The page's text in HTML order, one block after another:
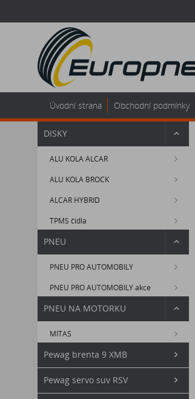
Úvodní strana Obchodní podmínky
DISKY
ALU KOLA ALCAR
ALU KOLA BROCK
ALCAR HYBRID
TPMS čidla
PNEU
PNEU PRO AUTOMOBILY
PNEU PRO AUTOMOBILY akce
PNEU NA MOTORKU
MITAS
Pewag brenta 9 XMB
Pewag servo suv RSV